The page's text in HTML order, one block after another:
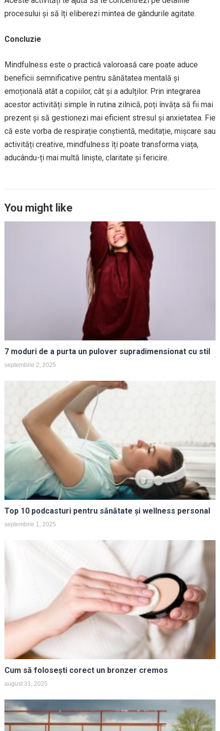
procesului și să îți eliberezi mintea de gândurile agitate.
Concluzie
Mindfulness este o practică valoroasă care poate aduce
beneficii semnificative pentru sănătatea mentală și
emoțională atât a copiilor, cât și a adulților. Prin integrarea
acestor activități simple în rutina zilnică, poți învăța să fii mai
prezent și să gestionezi mai eficient stresul și anxietatea. Fie
că este vorba de respirație conștientă, meditație, mișcare sau
activități creative, mindfulness îți poate transforma viața,
aducându-ți mai multă liniște, claritate și fericire.
You might like
7 moduri de a purta un pulover supradimensionat cu stil
septembrie 2, 2025
Top 10 podcasturi pentru sănătate și wellness personal
septembrie 1, 2025
Cum să folosești corect un bronzer cremos
august 31, 2025